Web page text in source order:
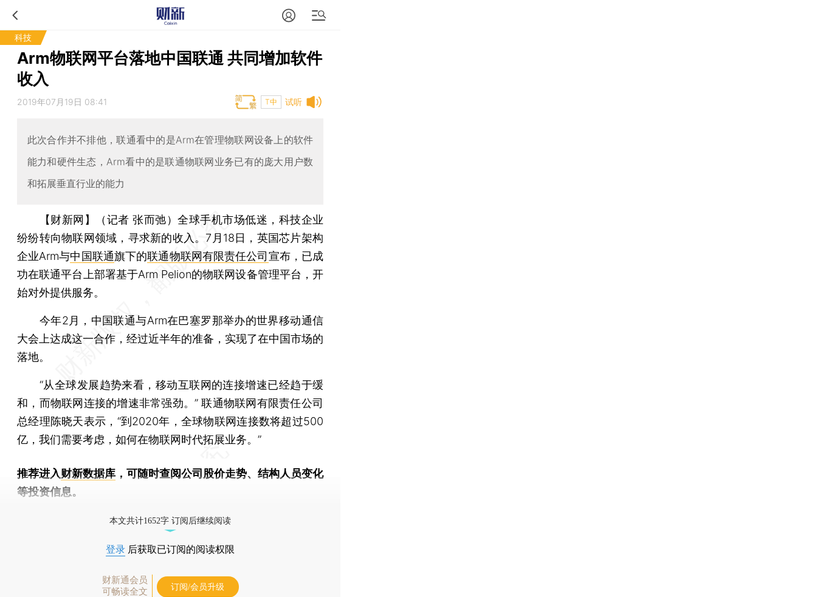
科技
Arm物联网平台落地中国联通 共同增加软件
收入
试听
2019年07月19日 08:41 T中
此次合作并不排他，联通看中的是Arm在管理物联网设备上的软件
能力和硬件生态，Arm看中的是联通物联网业务已有的庞大用户数
和拓展垂直行业的能力
【财新网】（记者 张而弛）全球手机市场低迷，科技企业
纷纷转向物联网领域，寻求新的收入。7月18日，英国芯片架构
企业Arm与中国联通旗下的联通物联网有限责任公司宣布，已成
功在联通平台上部署基于Arm Pelion的物联网设备管理平台，开
始对外提供服务。
今年2月，中国联通与Arm在巴塞罗那举办的世界移动通信
大会上达成这一合作，经过近半年的准备，实现了在中国市场的
落地。
“从全球发展趋势来看，移动互联网的连接增速已经趋于缓
和，而物联网连接的增速非常强劲。” 联通物联网有限责任公司
总经理陈晓天表示，“到2020年，全球物联网连接数将超过500
亿，我们需要考虑，如何在物联网时代拓展业务。”
推荐进入财新数据库 ，可随时查阅公司股价走势、结构人员变化
等投资信息。
本文共计1652字 订阅后继续阅读
登录 后获取已订阅的阅读权限
财新通会员
可畅读全文
订阅/会员升级